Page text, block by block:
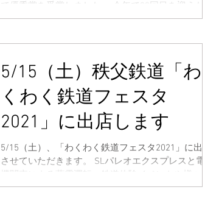
で優秀賞を受賞しました。 今年で30回目を迎えた
『日本文具大賞』は、その年の「機能面」「デザイ
のみならず広く大きな注目を集めています。
5/15（土）秩父鉄道「わ
くわく鉄道フェスタ
2021」に出店します
5/15（土）、「わくわく鉄道フェスタ2021」に出店
させていただきます。 SLパレオエクスプレスと電気
機関車による蒸電運転、鉄道体験イベントや様々な
ゲストによるステージイベント、沿線地域の飲食店